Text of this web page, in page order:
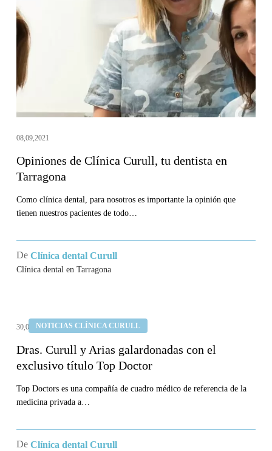
Curull,
dentista
en
Tarragona
08,09,2021
Opiniones de Clínica Curull, tu dentista en
Tarragona
Como clínica dental, para nosotros es importante la opinión que
tienen nuestros pacientes de todo…
De Clínica dental Curull
Clínica dental en Tarragona
NOTICIAS CLÍNICA CURULL
Curull
y
Arias
con
exclusivo
30,04,2021
Dras. Curull y Arias galardonadas con el
exclusivo título Top Doctor
Top Doctors es una compañía de cuadro médico de referencia de la
medicina privada a…
De Clínica dental Curull